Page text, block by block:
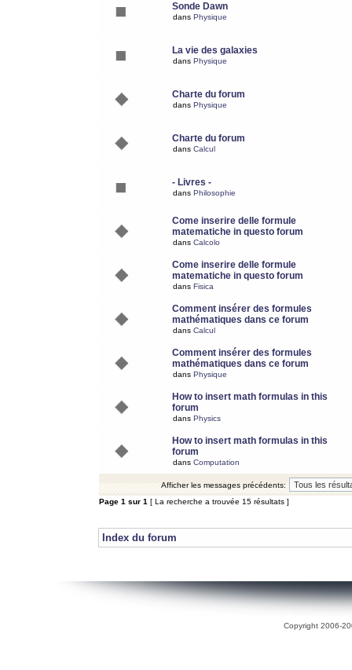
Sonde Dawn
dans Physique
La vie des galaxies
dans Physique
Charte du forum
dans Physique
Charte du forum
dans Calcul
- Livres -
dans Philosophie
Come inserire delle formule
matematiche in questo forum
dans Calcolo
Come inserire delle formule
matematiche in questo forum
dans Fisica
Comment insérer des formules
mathématiques dans ce forum
dans Calcul
Comment insérer des formules
mathématiques dans ce forum
dans Physique
How to insert math formulas in this
forum
dans Physics
How to insert math formulas in this
forum
dans Computation
Afficher les messages précédents:
Page 1 sur 1 [ La recherche a trouvée 15 résultats ]
Index du forum
Copyright 2006-